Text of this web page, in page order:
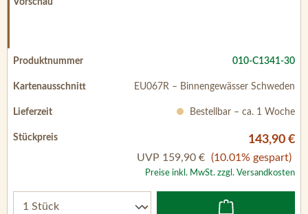
010-C1341-30
EU067R – Binnengewässer Schweden
Bestellbar – ca. 1 Woche
143,90 €
UVP 159,90 € (10.01% gespart)
Preise inkl. MwSt. zzgl. Versandkosten